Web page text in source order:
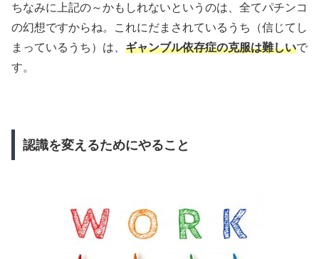
ちなみに上記の～かもしれないというのは、全てパチンコ
の幻想ですからね。これにだまされているうち（信じてし
まっているうち）は、 ギャンブル依存症の克服は難しいで
す。
認識を変えるためにやること